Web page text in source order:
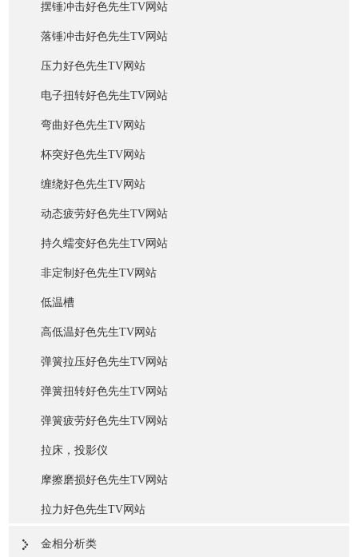
摆锤冲击好色先生TV网站
落锤冲击好色先生TV网站
压力好色先生TV网站
电子扭转好色先生TV网站
弯曲好色先生TV网站
杯突好色先生TV网站
缠绕好色先生TV网站
动态疲劳好色先生TV网站
持久蠕变好色先生TV网站
非定制好色先生TV网站
低温槽
高低温好色先生TV网站
弹簧拉压好色先生TV网站
弹簧扭转好色先生TV网站
弹簧疲劳好色先生TV网站
拉床，投影仪
摩擦磨损好色先生TV网站
拉力好色先生TV网站
金相分析类